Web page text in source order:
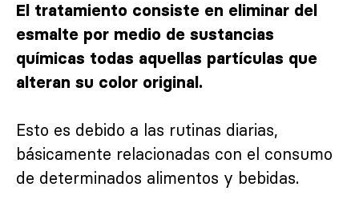
El tratamiento consiste en eliminar del
esmalte por medio de sustancias
químicas todas aquellas partículas que
alteran su color original.
Esto es debido a las rutinas diarias,
básicamente relacionadas con el consumo
de determinados alimentos y bebidas.